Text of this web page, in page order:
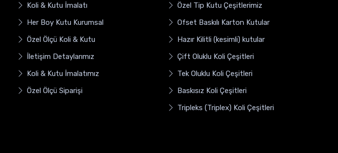
Koli & Kutu İmalatı
Her Boy Kutu Kurumsal
Özel Ölçü Koli & Kutu
İletişim Detaylarımız
Koli & Kutu İmalatımız
Özel Ölçü Siparişi
Özel Tip Kutu Çeşitlerimiz
Ofset Baskılı Karton Kutular
Hazır Kilitli (kesimli) kutular
Çift Oluklu Koli Çeşitleri
Tek Oluklu Koli Çeşitleri
Baskısız Koli Çeşitleri
Tripleks (Triplex) Koli Çeşitleri